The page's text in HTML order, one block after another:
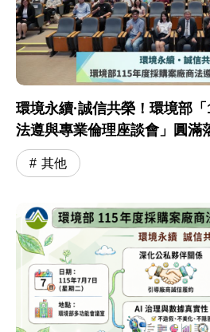
環境永續·誠信共榮！環境部
法遵與專業倫理座談會」圓滿
其他